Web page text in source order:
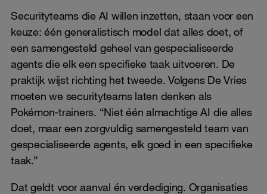
Securityteams die AI willen inzetten, staan voor een
keuze: één generalistisch model dat alles doet, of
een samengesteld geheel van gespecialiseerde
agents die elk een specifieke taak uitvoeren. De
praktijk wijst richting het tweede. Volgens De Vries
moeten we securityteams laten denken als
Pokémon‑trainers. “Niet één almachtige AI die alles
doet, maar een zorgvuldig samengesteld team van
gespecialiseerde agents, elk goed in een specifieke
taak.”
Dat geldt voor aanval én verdediging. Organisaties